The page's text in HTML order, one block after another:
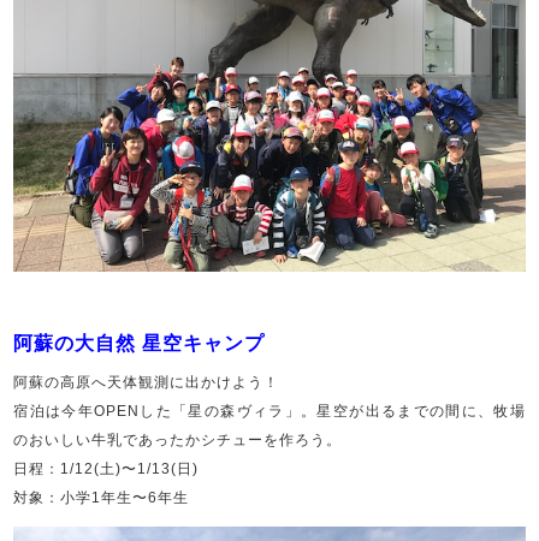
阿蘇の大自然 星空キャンプ
阿蘇の高原へ天体観測に出かけよう！
宿泊は今年OPENした「星の森ヴィラ」。星空が出るまでの間に、牧場
のおいしい牛乳であったかシチューを作ろう。
日程：1/12(土)〜1/13(日)
対象：小学1年生〜6年生